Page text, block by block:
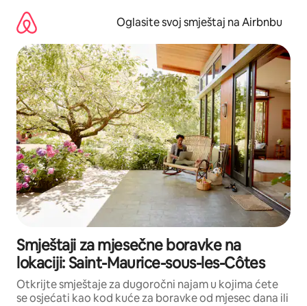
sadržaj
Oglasite svoj smještaj na Airbnbu
Smještaji za mjesečne boravke na
lokaciji: Saint-Maurice-sous-les-Côtes
Otkrijte smještaje za dugoročni najam u kojima ćete
se osjećati kao kod kuće za boravke od mjesec dana ili